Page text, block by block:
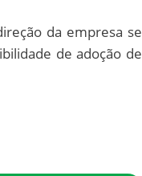
da empresa se
de adoção de